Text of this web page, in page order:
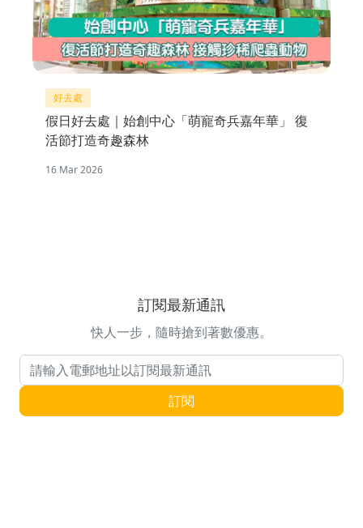
好去處
假日好去處｜始創中心「萌寵奇兵嘉年華」 復
活節打造奇趣森林
16 Mar 2026
訂閱最新通訊
快人一步，隨時搶到著數優惠。
電郵地址 訂閱